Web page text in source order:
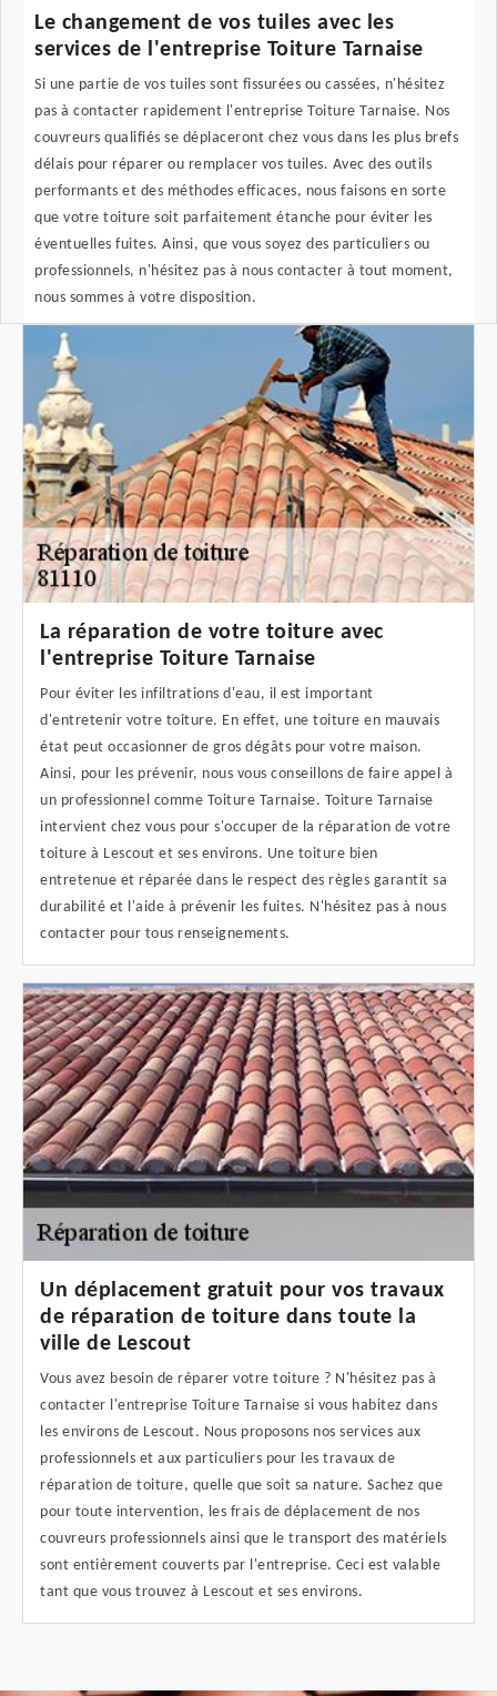
Le changement de vos tuiles avec les
services de l'entreprise Toiture Tarnaise
Si une partie de vos tuiles sont fissurées ou cassées, n'hésitez
pas à contacter rapidement l'entreprise Toiture Tarnaise. Nos
couvreurs qualifiés se déplaceront chez vous dans les plus brefs
délais pour réparer ou remplacer vos tuiles. Avec des outils
performants et des méthodes efficaces, nous faisons en sorte
que votre toiture soit parfaitement étanche pour éviter les
éventuelles fuites. Ainsi, que vous soyez des particuliers ou
professionnels, n'hésitez pas à nous contacter à tout moment,
nous sommes à votre disposition.
La réparation de votre toiture avec
l'entreprise Toiture Tarnaise
Pour éviter les infiltrations d'eau, il est important
d'entretenir votre toiture. En effet, une toiture en mauvais
état peut occasionner de gros dégâts pour votre maison.
Ainsi, pour les prévenir, nous vous conseillons de faire appel à
un professionnel comme Toiture Tarnaise. Toiture Tarnaise
intervient chez vous pour s'occuper de la réparation de votre
toiture à Lescout et ses environs. Une toiture bien
entretenue et réparée dans le respect des règles garantit sa
durabilité et l'aide à prévenir les fuites. N'hésitez pas à nous
contacter pour tous renseignements.
Un déplacement gratuit pour vos travaux
de réparation de toiture dans toute la
ville de Lescout
Vous avez besoin de réparer votre toiture ? N'hésitez pas à
contacter l'entreprise Toiture Tarnaise si vous habitez dans
les environs de Lescout. Nous proposons nos services aux
professionnels et aux particuliers pour les travaux de
réparation de toiture, quelle que soit sa nature. Sachez que
pour toute intervention, les frais de déplacement de nos
couvreurs professionnels ainsi que le transport des matériels
sont entièrement couverts par l'entreprise. Ceci est valable
tant que vous trouvez à Lescout et ses environs.